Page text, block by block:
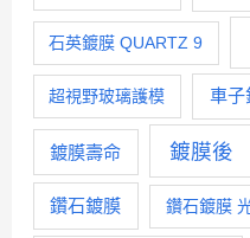
石英鍍膜 QUARTZ 9
超視野玻璃護模 車子
鍍膜壽命 鍍膜後
鑽石鍍膜 鑽石鍍膜